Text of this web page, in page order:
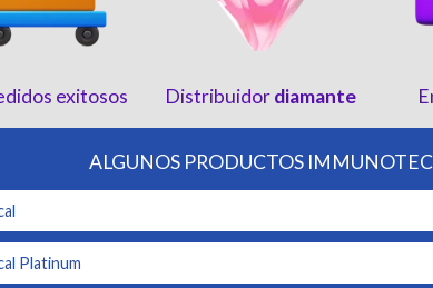
exitosos Distribuidordiamante
ALGUNOS PRODUCTOS IMMUNOTEC
Platinum